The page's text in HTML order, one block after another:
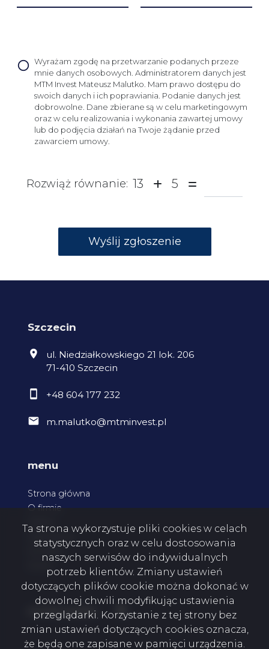
Wyrażam zgodę na przetwarzanie podanych przeze
mnie danych osobowych. Administratorem danych jest
MTM Invest Mateusz Malutko. Mam prawo dostępu do
swoich danych i ich poprawiania. Podanie danych jest
dobrowolne. Dane zbierane są w celu marketingowym
oraz w celu realizowania i wykonania zawartej umowy
lub do podjęcia działań na Twoje żądanie przed
zawarciem umowy.
Rozwiąż równanie: 13 5
Szczecin
ul. Niedziałkowskiego 21 lok. 206
71-410 Szczecin
+48 604 177 232
m.malutko@mtminvest.pl
menu
Strona główna
O firmie
Kontakt
social media Facebook
Ta strona wykorzystuje pliki cookies w celach
statystycznych oraz w celu dostosowania
naszych serwisów do indywidualnych
potrzeb klientów. Zmiany ustawień
dotyczących plików cookie można dokonać w
dowolnej chwili modyfikując ustawienia
przeglądarki. Korzystanie z tej strony bez
zmian ustawień dotyczących cookies oznacza,
że będą one zapisane w pamięci urządzenia.